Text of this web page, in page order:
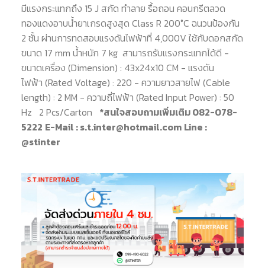
มีแรงกระแทกถึง 15 J สกัด ทำลาย รื้อถอน คอนกรีตลวด
ทองแดงอาบน้ำยาเกรดสูงสุด Class R 200°C ฉนวนป้องกัน
2 ชั้น ผ่านการทดสอบแรงดันไฟฟ้าที่ 4,000V ใช้กับดอกสกัด
ขนาด 17 mm น้ำหนัก 7 kg สามารถรับแรงกระแทกได้ดี -
ขนาดเครื่อง (Dimension) : 43x24x10 CM - แรงดัน
ไฟฟ้า (Rated Voltage) : 220 - ความยาวสายไฟ (Cable
length) : 2 MM - ความถี่ไฟฟ้า (Rated Input Power) : 50
Hz 2 Pcs/Carton *สนใจสอบถามเพิ่มเติม 082-078-
5222 E-Mail : s.t.inter@hotmail.com Line :
@stinter